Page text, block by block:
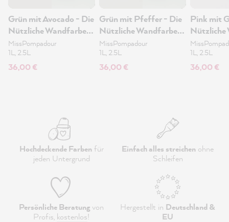
Grün mit Avocado - Die
Nützliche Wandfarbe
1L
MissPompadour
1L, 2.5L
36,00 €
Grün mit Pfeffer - Die
Nützliche Wandfarbe
1L
MissPompadour
1L, 2.5L
36,00 €
Pink mit
Nützliche
1L
1L, 2.5L
36,00 €
Hochdeckende Farbenfür
jeden Untergrund
Einfach alles streichen ohne
Schleifen
Persönliche Beratungvon
Profis, kostenlos!
Hergestellt in Deutschland &
EU